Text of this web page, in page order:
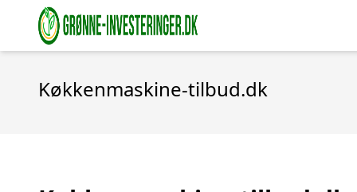
Køkkenmaskine-tilbud.dk